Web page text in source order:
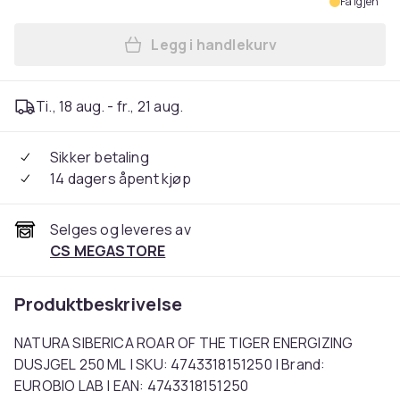
Legg NATURA SIBERICA
Legg i handlekurv
Ti., 18 aug. - fr., 21 aug.
Sikker betaling
14 dagers åpent kjøp
Selges og leveres av
CS MEGASTORE
Produktbeskrivelse
NATURA SIBERICA ROAR OF THE TIGER ENERGIZING
DUSJGEL 250 ML | SKU: 4743318151250 | Brand:
EUROBIO LAB | EAN: 4743318151250